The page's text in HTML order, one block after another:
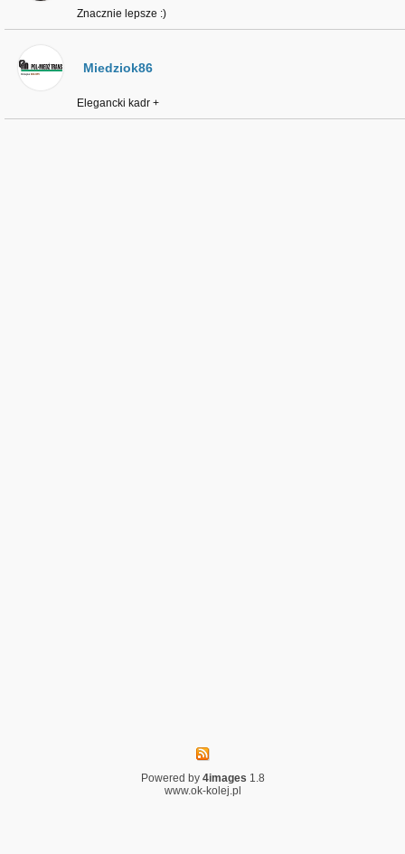
Znacznie lepsze :)
Miedziok86
Elegancki kadr +
Powered by 4images 1.8
www.ok-kolej.pl